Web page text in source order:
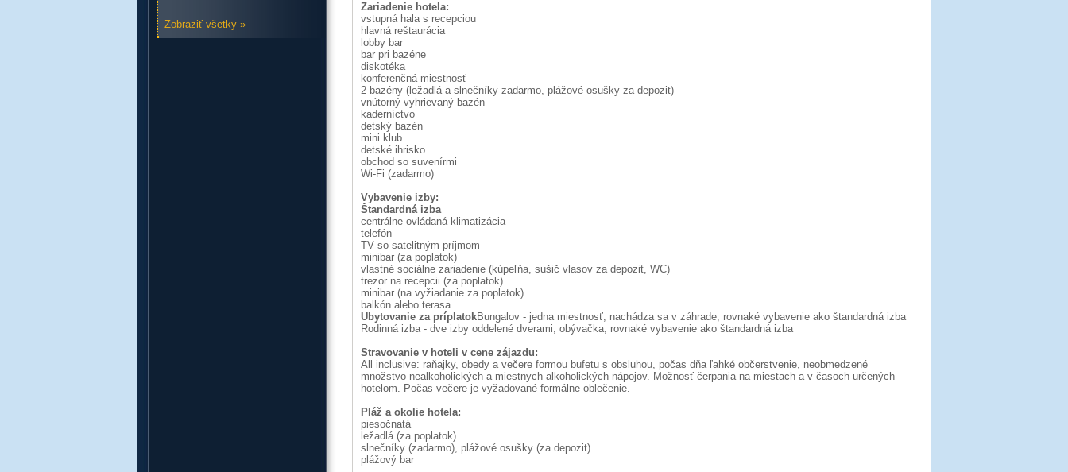
Zariadenie hotela:
vstupná hala s recepciou
hlavná reštaurácia
lobby bar
bar pri bazéne
diskotéka
konferenčná miestnosť
2 bazény (ležadlá a slnečníky zadarmo, plážové osušky za depozit)
vnútorný vyhrievaný bazén
kaderníctvo
detský bazén
mini klub
detské ihrisko
obchod so suvenírmi
Wi-Fi (zadarmo)
Vybavenie izby:
Štandardná izba
centrálne ovládaná klimatizácia
telefón
TV so satelitným príjmom
minibar (za poplatok)
vlastné sociálne zariadenie (kúpeľňa, sušič vlasov za depozit, WC)
trezor na recepcii (za poplatok)
minibar (na vyžiadanie za poplatok)
balkón alebo terasa
Ubytovanie za príplatokBungalov - jedna miestnosť, nachádza sa v záhrade, rovnaké vybavenie ako štandardná izba
Rodinná izba - dve izby oddelené dverami, obývačka, rovnaké vybavenie ako štandardná izba
Stravovanie v hoteli v cene zájazdu:
All inclusive: raňajky, obedy a večere formou bufetu s obsluhou, počas dňa ľahké občerstvenie, neobmedzené
množstvo nealkoholických a miestnych alkoholických nápojov. Možnosť čerpania na miestach a v časoch určených
hotelom. Počas večere je vyžadované formálne oblečenie.
Pláž a okolie hotela:
piesočnatá
ležadlá (za poplatok)
slnečníky (zadarmo), plážové osušky (za depozit)
plážový bar
Zobraziť všetky »